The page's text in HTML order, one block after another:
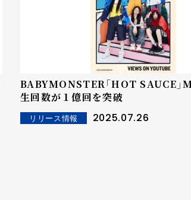
BABYMONSTER「HOT SAUCE」
生回数が１億回を突破
リリース情報 2025.07.26